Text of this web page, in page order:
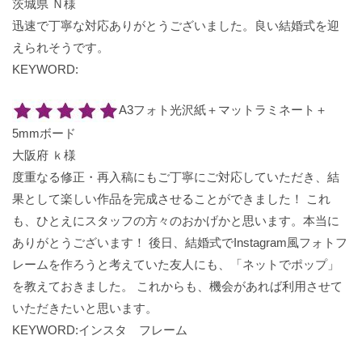
茨城県 Ｎ様
迅速で丁寧な対応ありがとうございました。良い結婚式を迎
えられそうです。
KEYWORD:
A3フォト光沢紙＋マットラミネート＋
5mmボード
大阪府 ｋ様
度重なる修正・再入稿にもご丁寧にご対応していただき、結
果として楽しい作品を完成させることができました！ これ
も、ひとえにスタッフの方々のおかげかと思います。本当に
ありがとうございます！ 後日、結婚式でInstagram風フォトフ
レームを作ろうと考えていた友人にも、「ネットでポップ」
を教えておきました。 これからも、機会があれば利用させて
いただきたいと思います。
KEYWORD:インスタ フレーム